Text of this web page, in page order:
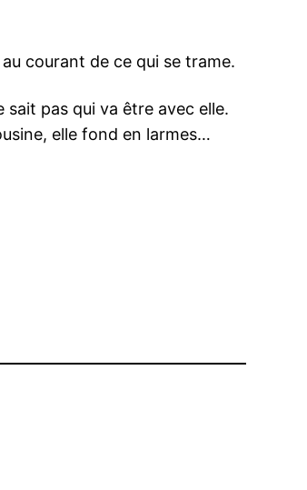
courant de ce qui se trame.
sait pas qui va être avec elle.
elle fond en larmes…